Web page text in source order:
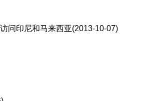
问印尼和马来西亚(2013-10-07)